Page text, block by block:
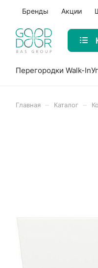
Бренды Акции
Перегородки Walk-In
Главная Каталог